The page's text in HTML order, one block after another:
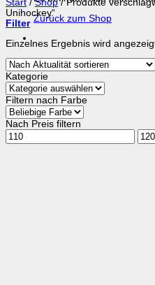
Zurück zum Shop
Start / Shop /Produkte
Unihockey“
Filter
Einzelnes Ergebnis wird
Kategorie
Filtern nach Farbe
Nach Preis filtern
Min.
Preis
Max.